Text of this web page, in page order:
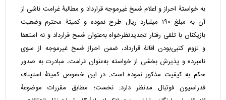
به خواستۀ احراز و اعلام فسخ غیرموجه قرارداد و مطالبۀ غرامت ناشی از
آن به مبلغ ۱۹۰ میلیارد ریال طرح نموده و کمیتۀ محترم وضعیت
بازیکنان با تلقی رفتار تجدیدنظرخواه به‌عنوان فسخ قرارداد و نه استعفا
و لزوم کتبی‌بودن اقالۀ قرارداد، ضمن احراز فسخ غیرموجه از سوی
نامبرده و پذیرش بخشی از خواسته به‌عنوان غرامت، مبادرت به صدور
حکم به کیفیت مذکور نموده است. در این خصوص کمیتۀ استیناف
فدراسیون فوتبال مدنظر دارد: نخست؛ مطابق مقررات موضوعۀ